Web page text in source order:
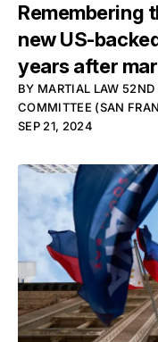
Remembering
new US-
years after
BY MARTIAL LAW
COMMITTEE (SAN
SEP 21, 2024